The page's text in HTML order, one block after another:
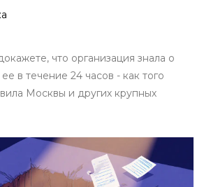
что организация знала о
в течение 24 часов - как того
Москвы и других крупных